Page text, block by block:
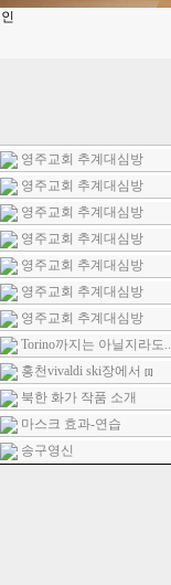
영주교회 추계대심방
영주교회 추계대심방
영주교회 추계대심방
영주교회 추계대심방
영주교회 추계대심방
영주교회 추계대심방
영주교회 추계대심방
Torino까지는 아닐지라도..
홍천vivaldi ski장에서 [1]
북한 화가 작품 소개
마스크 효과-연습
송구영신